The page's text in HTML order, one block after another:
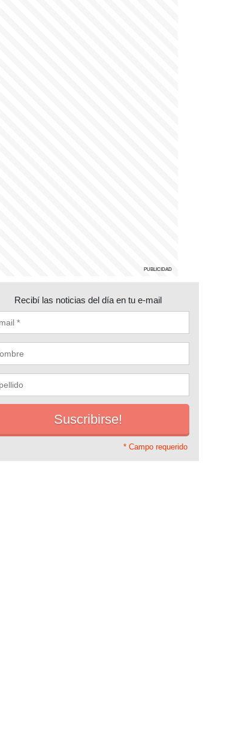
Recibí las noticias del día en tu e-mail
* Campo requerido